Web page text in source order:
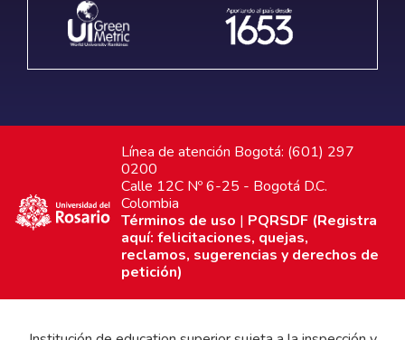
Línea de atención Bogotá: (601) 297
0200
Calle 12C Nº 6-25 - Bogotá D.C.
Colombia
Términos de uso | PQRSDF (Registra
aquí: felicitaciones, quejas,
reclamos, sugerencias y derechos de
petición)